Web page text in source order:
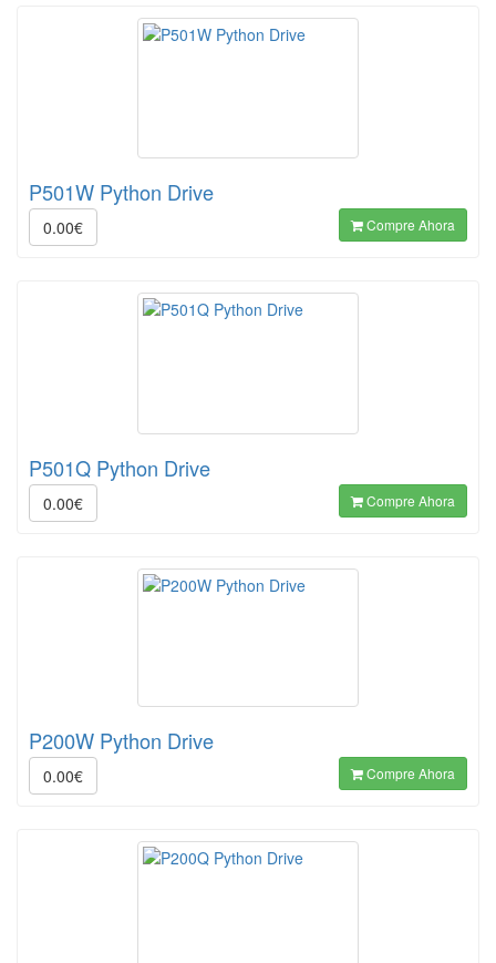
P501W Python Drive
0.00€ Compre Ahora
P501Q Python Drive
0.00€ Compre Ahora
P200W Python Drive
0.00€ Compre Ahora